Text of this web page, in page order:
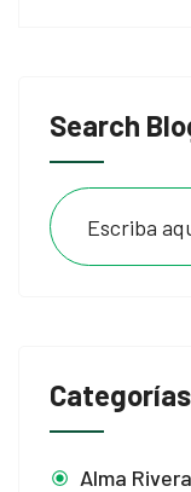
Search
Categorías
Alma Rivera